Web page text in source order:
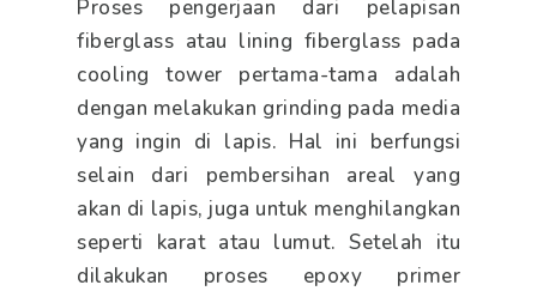
Proses pengerjaan dari pelapisan
fiberglass atau lining fiberglass pada
cooling tower pertama-tama adalah
dengan melakukan grinding pada media
yang ingin di lapis. Hal ini berfungsi
selain dari pembersihan areal yang
akan di lapis, juga untuk menghilangkan
seperti karat atau lumut. Setelah itu
dilakukan proses epoxy primer